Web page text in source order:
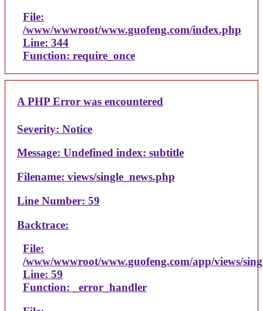
File:
/www/wwwroot/www.guofeng.com/index.php
Line: 344
Function: require_once
A PHP Error was encountered
Severity: Notice
Message: Undefined index: subtitle
Filename: views/single_news.php
Line Number: 59
Backtrace:
File:
/www/wwwroot/www.guofeng.com/app/views/
Line: 59
Function: _error_handler